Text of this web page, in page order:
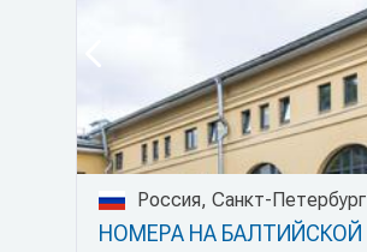
Россия, Санкт-Петербург
НОМЕРА НА БАЛТИЙСКОЙ